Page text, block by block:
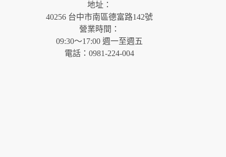
地址：
40256 台中市南區德富路142號
營業時間：
09:30～17:00 週一至週五
電話：0981-224-004